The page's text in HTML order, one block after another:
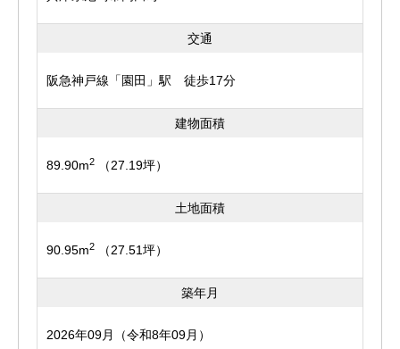
交通
阪急神戸線「園田」駅 徒歩17分
建物面積
89.90m2 （27.19坪）
土地面積
90.95m2 （27.51坪）
築年月
2026年09月（令和8年09月）